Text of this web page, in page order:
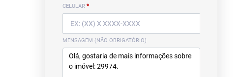
CELULAR *
MENSAGEM (NÃO OBRIGATÓRIO)